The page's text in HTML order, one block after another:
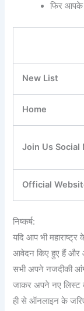
फिर आपके
New List
Home
Join Us Social
Official
निष्कर्ष:
यदि आप भी
आवेदन किए हुए हैं और
सभी अपने नजदीकी
जाकर अपने नए लिस्ट
ही से ऑनलाइन के